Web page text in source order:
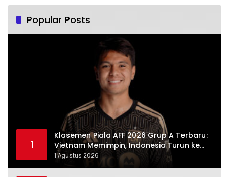
Popular Posts
1
Klasemen Piala AFF 2026 Grup A Terbaru:
Vietnam Memimpin, Indonesia Turun ke
Posisi Tiga
1 Agustus 2026